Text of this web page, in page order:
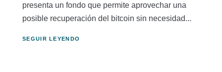
presenta un fondo que permite aprovechar una
posible recuperación del bitcoin sin necesidad...
SEGUIR LEYENDO